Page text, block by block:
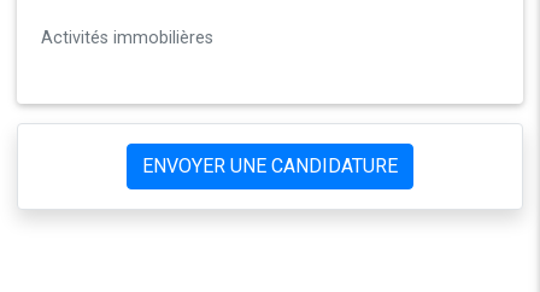
Activités immobilières
ENVOYER UNE CANDIDATURE